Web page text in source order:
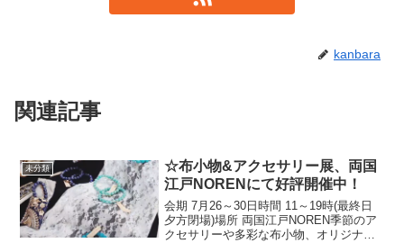
kanbara
関連記事
未分類
☆布小物&アクセサリー展、両国
江戸NORENにて好評開催中！
会期 7月26～30日時間 11～19時(最終日
夕方閉場)場所 両国江戸NOREN季節のア
クセサリーや多彩な布小物、オリジナル